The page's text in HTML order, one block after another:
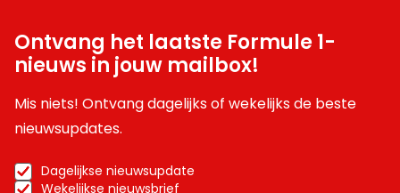
Ontvang het laatste Formule 1-
nieuws in jouw mailbox!
Mis niets! Ontvang dagelijks of wekelijks de beste
nieuwsupdates.
Dagelijkse nieuwsupdate
Wekelijkse nieuwsbrief